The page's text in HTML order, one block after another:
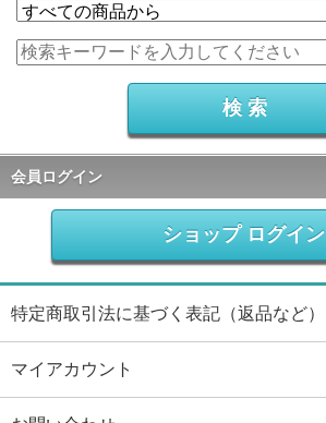
会員ログイン
ショップ ログイン
特定商取引法に基づく表記（返品など）
マイアカウント